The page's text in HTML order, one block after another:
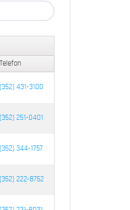
Telefon
(352) 431-3100
(352) 251-0401
(352) 344-1757
(352) 222-8752